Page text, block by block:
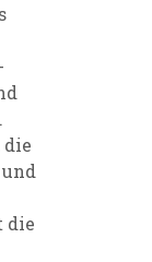
die
die